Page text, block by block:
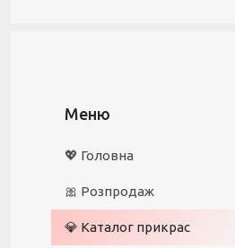
💖 Головна
🎀 Розпродаж
💎 Каталог прикрас